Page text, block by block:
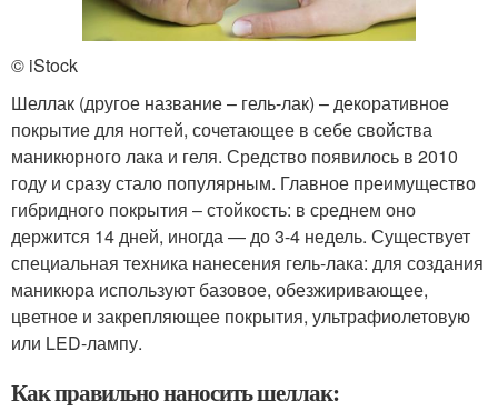
© iStock
Шеллак (другое название – гель-лак) – декоративное
покрытие для ногтей, сочетающее в себе свойства
маникюрного лака и геля. Средство появилось в 2010
году и сразу стало популярным. Главное преимущество
гибридного покрытия – стойкость: в среднем оно
держится 14 дней, иногда — до 3-4 недель. Существует
специальная техника нанесения гель-лака: для создания
маникюра используют базовое, обезжиривающее,
цветное и закрепляющее покрытия, ультрафиолетовую
или LED-лампу.
Как правильно наносить шеллак: